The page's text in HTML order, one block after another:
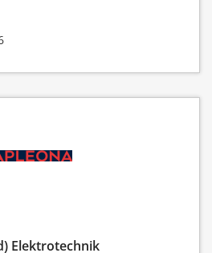
Elektrotechnik